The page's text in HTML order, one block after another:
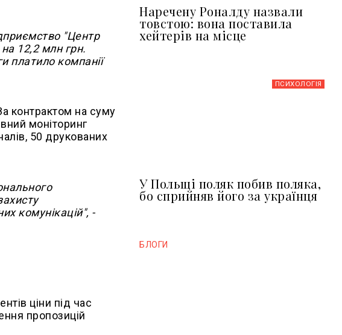
"Центр
12,2 млн грн.
платило компанії
контрактом на суму
моніторинг
50 друкованих
комунікацій", -
ціни під час
пропозицій
Наречену Роналду назвали
товстою: вона поставила
хейтерів на місце
ПСИХОЛОГІЯ
У Польщі поляк побив поляка,
бо сприйняв його за українця
БЛОГИ